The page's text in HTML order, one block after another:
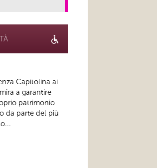
Capitolina ai
a garantire
patrimonio
da parte del più